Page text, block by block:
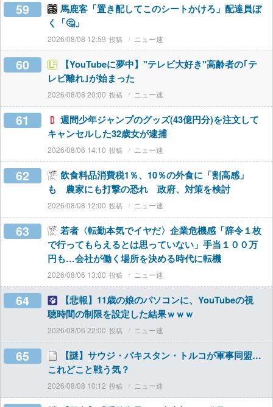
59
馬鹿客「置き配してこのシートかけろ」配達員ぼ
く「🤔」
2026/08/08 12:59 ニュー速
60
【YouTubeに夢中】"テレビ大好き"高齢者の｢テ
レビ離れ｣が始まった
2026/08/08 20:00 ニュー速
61
週間少年ジャンプのグッズ(43億円分)を注文して
キャンセルした32歳女が逮捕
2026/08/06 14:10 ニュー速
62
飲食料品消費税1％、10％の外食に「割高感」
も 農家にも打撃の恐れ 政府、対策を検討
2026/08/08 12:00 ニュー速
63
若者〈転勤本気でイヤだ〉企業危機感「辞令１枚
で行ってもらえるとは思っていない」手当１００万
円も…会社が働く場所を決める時代に転機
2026/08/06 13:00 ニュー速
64
【悲報】11歳の娘のパソコンに、YouTubeの視
聴時間の制限を設定した結果ｗｗｗ
2026/08/06 22:00 ニュー速
65
【謎】サウジ・パキスタン・トルコが軍事同盟…
これどこと戦う気？
2026/08/08 10:12 ニュー速